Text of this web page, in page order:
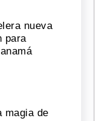
nueva
para
magia de